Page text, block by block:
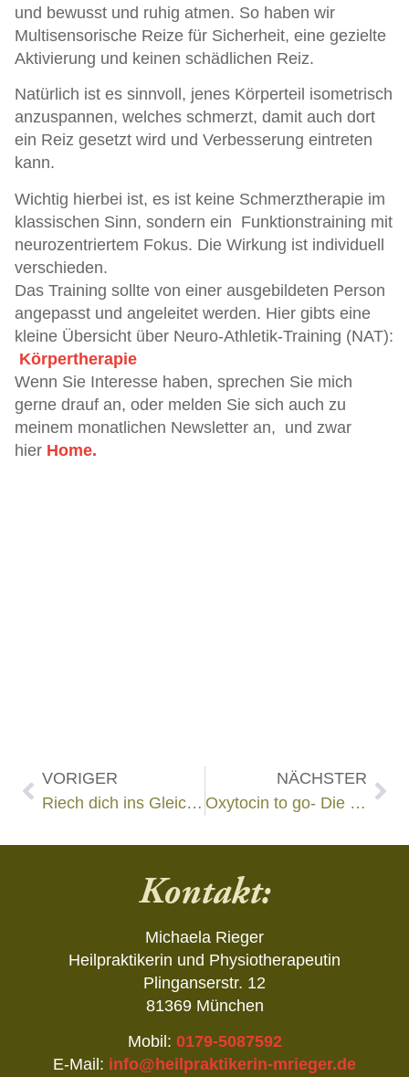
und bewusst und ruhig atmen. So haben wir
Multisensorische Reize für Sicherheit, eine gezielte
Aktivierung und keinen schädlichen Reiz.
Natürlich ist es sinnvoll, jenes Körperteil isometrisch
anzuspannen, welches schmerzt, damit auch dort
ein Reiz gesetzt wird und Verbesserung eintreten
kann.
Wichtig hierbei ist, es ist keine Schmerztherapie im
klassischen Sinn, sondern ein Funktionstraining mit
neurozentriertem Fokus. Die Wirkung ist individuell
verschieden.
Das Training sollte von einer ausgebildeten Person
angepasst und angeleitet werden. Hier gibts eine
kleine Übersicht über Neuro-Athletik-Training (NAT):
Körpertherapie
Wenn Sie Interesse haben, sprechen Sie mich
gerne drauf an, oder melden Sie sich auch zu
meinem monatlichen Newsletter an, und zwar
hier Home.
VORIGER
Riech dich ins Gleichgewicht!
NÄCHSTER
Oxytocin to go- Die Power einer Selbstumarmung!
Kontakt:
Michaela Rieger
Heilpraktikerin und Physiotherapeutin
Plinganserstr. 12
81369 München
Mobil: 0179-5087592
E-Mail: info@heilpraktikerin-mrieger.de